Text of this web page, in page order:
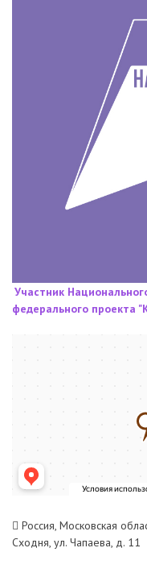
Участник
федерального проекта
Россия, Московская
Сходня, ул. Чапаева, д. 11